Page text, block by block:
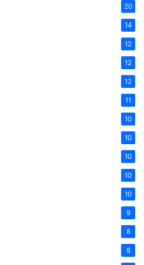
20
14
12
12
12
11
10
10
10
10
10
9
8
8